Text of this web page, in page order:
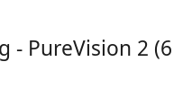
- PureVision 2 (6